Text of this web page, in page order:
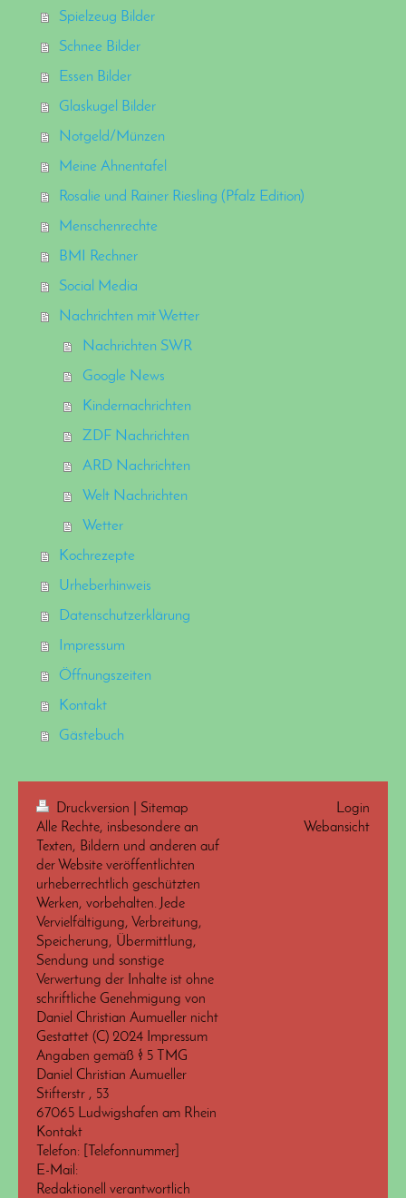
Spielzeug Bilder
Schnee Bilder
Essen Bilder
Glaskugel Bilder
Notgeld/Münzen
Meine Ahnentafel
Rosalie und Rainer Riesling (Pfalz Edition)
Menschenrechte
BMI Rechner
Social Media
Nachrichten mit Wetter
Nachrichten SWR
Google News
Kindernachrichten
ZDF Nachrichten
ARD Nachrichten
Welt Nachrichten
Wetter
Kochrezepte
Urheberhinweis
Datenschutzerklärung
Impressum
Öffnungszeiten
Kontakt
Gästebuch
Druckversion
Sitemap
Alle Rechte, insbesondere an
Texten, Bildern und anderen auf
der Website veröffentlichten
urheberrechtlich geschützten
Werken, vorbehalten. Jede
Vervielfältigung, Verbreitung,
Speicherung, Übermittlung,
Sendung und sonstige
Verwertung der Inhalte ist ohne
schriftliche Genehmigung von
Daniel Christian Aumueller nicht
Gestattet (C) 2024 Impressum
Angaben gemäß § 5 TMG
Daniel Christian Aumueller
Stifterstr , 53
67065 Ludwigshafen am Rhein
Kontakt
Telefon: [Telefonnummer]
E-Mail:
Redaktionell verantwortlich
Login
Webansicht